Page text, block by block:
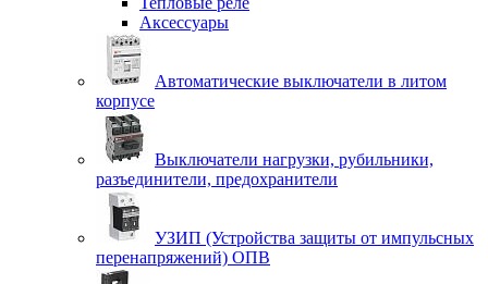
Аксессуары
Автоматические выключатели в литом
корпусе
Выключатели нагрузки, рубильники,
разъединители, предохранители
УЗИП (Устройства защиты от импульсных
перенапряжений) ОПВ